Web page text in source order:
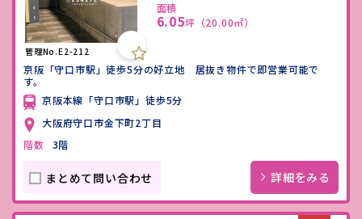
管理No.E2-212
面積
6.05坪 （20.00㎡）
京阪「守口市駅」徒歩5分の好立地 居抜き物件で即営業可能で
す。
京阪本線「守口市駅」徒歩5分
大阪府守口市金下町2丁目
階数
3階
まとめて問い合わせ 詳細をみる